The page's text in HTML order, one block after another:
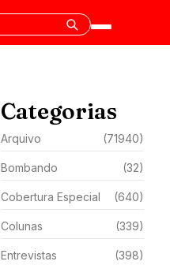
Categorias
Arquivo (71940)
Bombando (32)
Cobertura Especial (640)
Colunas (339)
Entrevistas (398)